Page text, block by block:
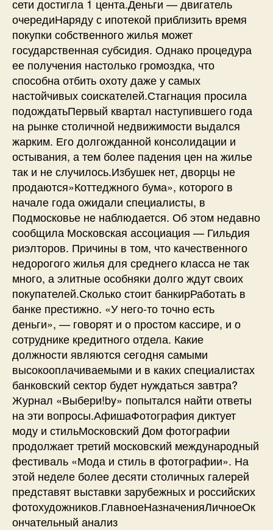
сети достигла 1 цента.Деньги — двигатель
очередиНаряду с ипотекой приблизить время
покупки собственного жилья может
государственная субсидия. Однако процедура
ее получения настолько громоздка, что
способна отбить охоту даже у самых
настойчивых соискателей.Стагнация просила
подождатьПервый квартал наступившего года
на рынке столичной недвижимости выдался
жарким. Его долгожданной консолидации и
остывания, а тем более падения цен на жилье
так и не случилось.Избушек нет, дворцы не
продаются»Коттеджного бума», которого в
начале года ожидали специалисты, в
Подмосковье не наблюдается. Об этом недавно
сообщила Московская ассоциация — Гильдия
риэлторов. Причины в том, что качественного
недорогого жилья для среднего класса не так
много, а элитные особняки долго ждут своих
покупателей.Сколько стоит банкирРаботать в
банке престижно. «У него-то точно есть
деньги», — говорят и о простом кассире, и о
сотруднике кредитного отдела. Какие
должности являются сегодня самыми
высокооплачиваемыми и в каких специалистах
банковский сектор будет нуждаться завтра?
Журнал «Выбери!by» попытался найти ответы
на эти вопросы.АфишаФотография диктует
моду и стильМосковский Дом фотографии
продолжает третий московский международный
фестиваль «Мода и стиль в фотографии». На
этой неделе более десяти столичных галерей
представят выставки зарубежных и российских
фотохудожников.ГлавноеНазначенияЛичноеОк
ончательный анализ